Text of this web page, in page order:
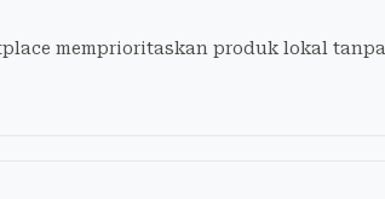
memprioritaskan produk lokal tanpa